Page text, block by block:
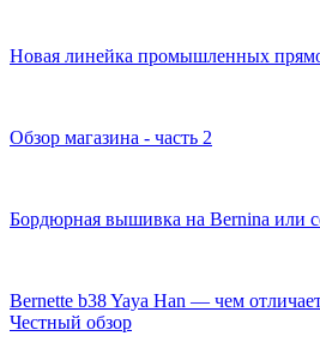
Новая линейка промышленных
Обзор магазина - часть 2
Бордюрная вышивка на Bernina или
Bernette b38 Yaya Han — чем
Честный обзор